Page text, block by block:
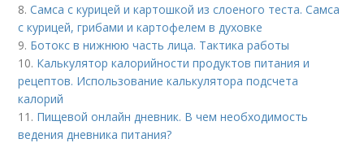
8.Самса с курицей и картошкой из слоеного теста. Самса
с курицей, грибами и картофелем в духовке
9. Ботокс в нижнюю часть лица. Тактика работы
10. Калькулятор калорийности продуктов питания и
рецептов. Использование калькулятора подсчета
калорий
11. Пищевой онлайн дневник. В чем необходимость
ведения дневника питания?